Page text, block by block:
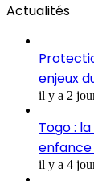
Actualités
enjeux
il y a 2
Togo :
il y a 4